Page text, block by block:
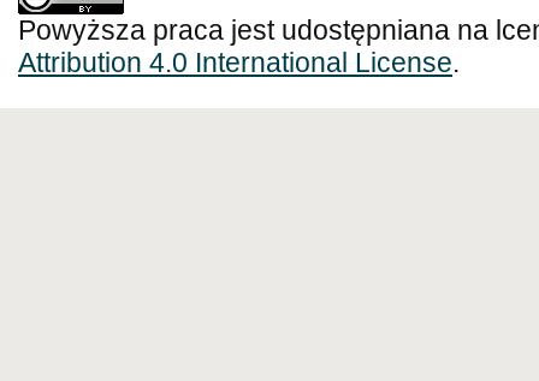
Powyższa praca jest udostępniana na
Attribution 4.0 International License.